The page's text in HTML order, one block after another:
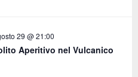
29 @ 21:00
Aperitivo nel Vulcanico